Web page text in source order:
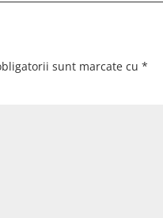
sunt marcate cu *